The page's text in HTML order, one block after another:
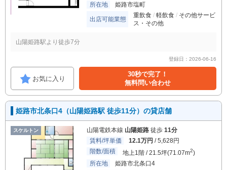
所在地
姫路市塩町
出店可能業態
重飲食 軽飲食
その他サービ
ス・その他
山陽姫路駅より徒歩7分
登録日：2026-06-16
お気に入り
30秒で完了！
無料問い合わせ
姫路市北条口4（山陽姫路駅 徒歩11分）の貸店舗
スケルトン 山陽電鉄本線 山陽姫路 徒歩 11分
賃料/坪単価
12.1万円 / 5,628円
階数/面積
地上1階 / 21.5坪(71.07m2)
所在地
姫路市北条口4